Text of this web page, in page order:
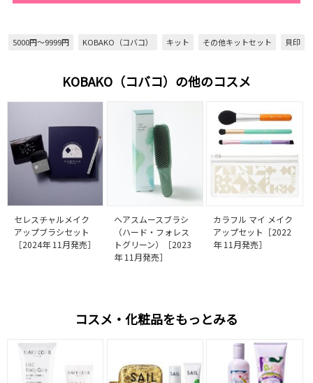
5000円～9999円 KOBAKO（コバコ） キット その他キットセット 貝印
KOBAKO（コバコ）の他のコスメ
セレスチャルメイク
アップブラシセット
［2024年 11月発売］
ヘアスムースブラシ
（ハード・フォレス
トグリーン）［2023
年 11月発売］
カラフル マイ メイク
アップセット［2022
年 11月発売］
コスメ・化粧品をもっとみる